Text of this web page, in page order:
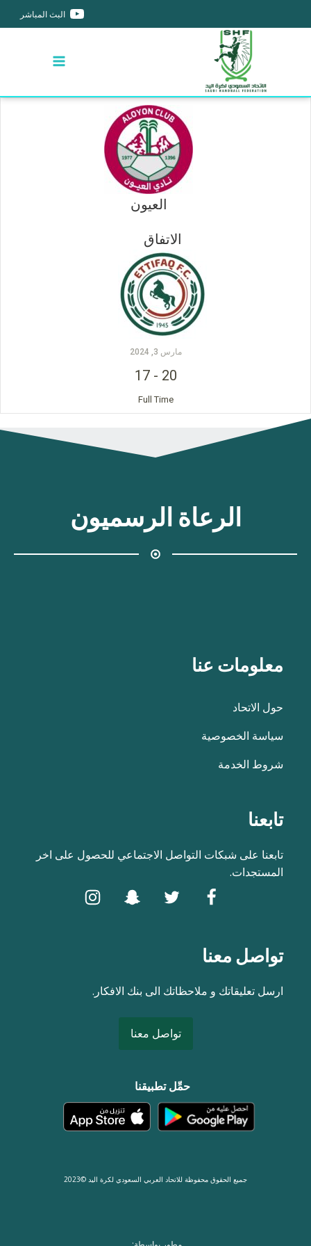
البث المباشر
العيون
الاتفاق
مارس 3, 2024
20
-
17
Full Time
الرعاة الرسميون
معلومات عنا
حول الاتحاد
سياسة الخصوصية
شروط الخدمة
تابعنا
تابعنا على شبكات التواصل الاجتماعي للحصول على اخر
المستجدات.
تواصل معنا
ارسل تعليقاتك و ملاحظاتك الى بنك الافكار.
تواصل معنا
حمِّل تطبيقنا
جميع الحقوق محفوظة للاتحاد العربي السعودي لكرة اليد ©2023